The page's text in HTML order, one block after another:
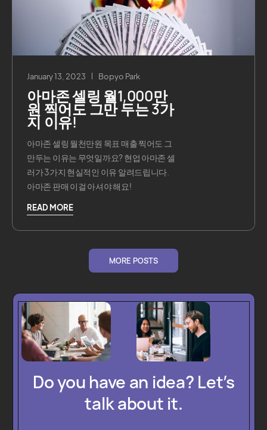
January 13, 2023 Bopyo Park
아마존 셀링 월1,000만
원 찍어도 그만 두는 3가
지 이유!
아마존 셀링 월천만원 목표 매출 찍어도 그
만두는 이유는 무엇일까요? 현업 아마존 셀
러가 3가지 현실적인 이유 알려드립니다.
아마존 판매 이걸 아셔야 해요!
READ MORE
MORE POSTS
Do you have an idea? Let’s
talk about it.